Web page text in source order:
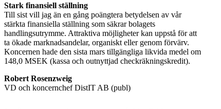
Stark finansiell ställning
Till sist vill jag än en gång poängtera betydelsen av vår
stärkta finansiella ställning som säkrar bolagets
handlingsutrymme. Attraktiva möjligheter kan uppstå för att
ta ökade marknadsandelar, organiskt eller genom förvärv.
Koncernen hade den sista mars tillgängliga likvida medel om
148,0 MSEK (kassa och outnyttjad checkräkningskredit).
Robert Rosenzweig
VD och koncernchef DistIT AB (publ)